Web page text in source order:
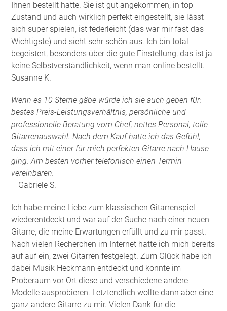
Ihnen bestellt hatte. Sie ist gut angekommen, in top
Zustand und auch wirklich perfekt eingestellt, sie lässt
sich super spielen, ist federleicht (das war mir fast das
Wichtigste) und sieht sehr schön aus. Ich bin total
begeistert, besonders über die gute Einstellung, das ist ja
keine Selbstverständlichkeit, wenn man online bestellt.
Susanne K.
Wenn es 10 Sterne gäbe würde ich sie auch geben für:
bestes Preis-Leistungsverhältnis, persönliche und
professionelle Beratung vom Chef, nettes Personal, tolle
Gitarrenauswahl. Nach dem Kauf hatte ich das Gefühl,
dass ich mit einer für mich perfekten Gitarre nach Hause
ging. Am besten vorher telefonisch einen Termin
vereinbaren.
– Gabriele S.
Ich habe meine Liebe zum klassischen Gitarrenspiel
wiederentdeckt und war auf der Suche nach einer neuen
Gitarre, die meine Erwartungen erfüllt und zu mir passt.
Nach vielen Recherchen im Internet hatte ich mich bereits
auf auf ein, zwei Gitarren festgelegt. Zum Glück habe ich
dabei Musik Heckmann entdeckt und konnte im
Proberaum vor Ort diese und verschiedene andere
Modelle ausprobieren. Letztendlich wollte dann aber eine
ganz andere Gitarre zu mir. Vielen Dank für die